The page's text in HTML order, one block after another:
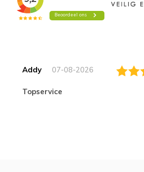
Addy 07-08-2026
topservice